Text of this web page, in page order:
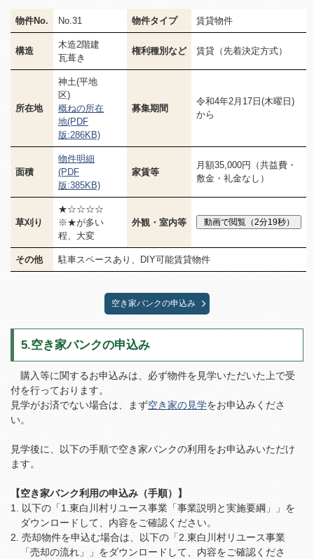
物件No. No.31 物件タイプ 賃貸物件
構造
木造2階建
瓦葺き
権利種別など 賃貸（先着決定方式）
所在地
神土(平地
区)
概ねの所在
地(PDF
版:286KB)
募集期間
令和4年2月17日(木曜日)
から
面積
物件明細
(PDF
版:385KB)
家賃等
月額35,000円（共益費・
敷金・礼金なし）
草刈り
★☆☆☆☆
※★が多い
程、大変
外観・室内等
その他 駐車スペースあり、DIY可能賃貸物件
空き家バンクの申込み
5.空き家バンクの申込み
購入等に関するお申込みは、必ず物件を見学いただいた上で受
付を行っております。
見学がお済でない場合は、まず空き家の見学をお申込みくださ
い。
見学後に、以下の手順で空き家バンクの利用をお申込みいただけ
ます。
【空き家バンク利用の申込み（手順）】
以下の「1.東白川村リユース事業「事業説明と実施要綱」」を
ダウンロードして、内容をご確認ください。
売却物件を申込む場合は、以下の「2.東白川村リユース事業
「売却の流れ」」をダウンロードして、内容をご確認くださ